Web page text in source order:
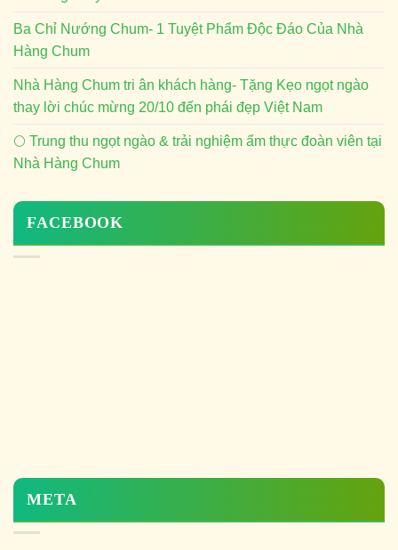
Ba Chỉ Nướng Chum- 1 Tuyệt Phẩm Độc Đáo Của Nhà
Hàng Chum
Nhà Hàng Chum tri ân khách hàng- Tặng Kẹo ngọt ngào
thay lời chúc mừng 20/10 đến phái đẹp Việt Nam
🌕 Trung thu ngọt ngào & trải nghiệm ẩm thực đoàn viên tại
Nhà Hàng Chum
FACEBOOK
META